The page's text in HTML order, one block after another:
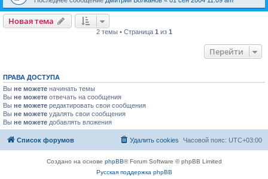
Новая тема
2 темы • Страница 1 из 1
Перейти
ПРАВА ДОСТУПА
Вы не можете начинать темы
Вы не можете отвечать на сообщения
Вы не можете редактировать свои сообщения
Вы не можете удалять свои сообщения
Вы не можете добавлять вложения
Список форумов Часовой пояс: UTC+03:00
Удалить cookies
Создано на основе phpBB® Forum Software © phpBB Limited
Русская поддержка phpBB